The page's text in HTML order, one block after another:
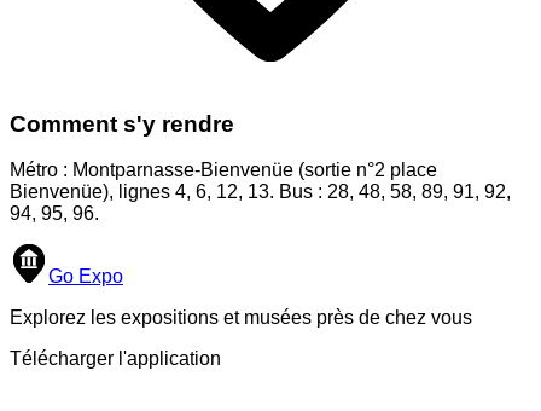
Comment s'y rendre
Métro : Montparnasse-Bienvenüe (sortie n°2 place
Bienvenüe), lignes 4, 6, 12, 13. Bus : 28, 48, 58, 89, 91, 92,
94, 95, 96.
Go Expo
Explorez les expositions et musées près de chez vous
Télécharger l'application